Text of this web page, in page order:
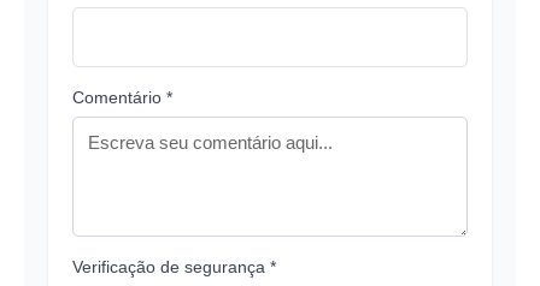
Comentário *
Verificação de segurança *